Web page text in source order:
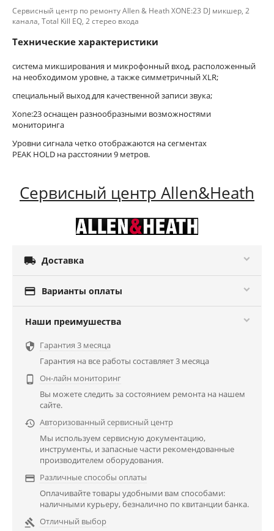
Сервисный центр по ремонту Allen & Heath XONE:23 DJ микшер, 2
канала, Total Kill EQ, 2 стерео входа
Технические характеристики
система микширования и микрофонный вход, расположенный
на необходимом уровне, а также симметричный XLR;
специальный выход для качественной записи звука;
Xone:23 оснащен разнообразными возможностями
мониторинга
Уровни сигнала четко отображаются на сегментах
PEAK HOLD на расстоянии 9 метров.
Сервисный центр Allen&Heath
 Доставка
 Варианты оплаты
Наши преимушества
 Гарантия 3 месяца
Гарантия на все работы составляет 3 месяца

Он-лайн мониторинг
Вы можете следить за состоянием ремонта на нашем
сайте.
 Авторизованный сервисный центр
Мы используем сервисную документацию,
инструменты, и запасные части рекомендованные
производителем оборудования.
 Различные способы оплаты
Оплачивайте товары удобными вам способами:
наличными курьеру, безналично по квитанции банка.
 Отличный выбор